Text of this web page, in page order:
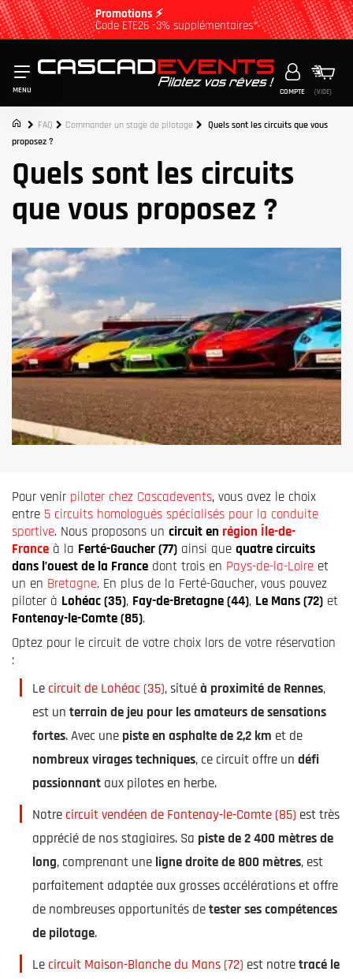
Promotions ⚡
Code ETE26 -3% supplémentaires*
MENU COMPTE (VIDE)
FAQ Commander un stage de pilotage
Quels sont les circuits que vous
proposez ?
Quels sont les circuits
que vous proposez ?
Pour venir piloter chez Cascadevents, vous avez le choix
entre 5 circuits homologués spécialisés pour la conduite
sportive. Nous proposons un circuit en région Île-de-
France à la Ferté-Gaucher (77) ainsi que quatre circuits
dans l’ouest de la France dont trois en Pays-de-la-Loire et
un en Bretagne. En plus de la Ferté-Gaucher, vous pouvez
piloter à Lohéac (35), Fay-de-Bretagne (44), Le Mans (72) et
Fontenay-le-Comte (85).
Optez pour le circuit de votre choix lors de votre réservation
:
Le circuit de Lohéac (35), situéà proximité de Rennes,
est un terrain de jeu pour les amateurs de sensations
fortes. Avec une piste en asphalte de 2,2 km et de
nombreux virages techniques, ce circuit offre un défi
passionnant aux pilotes en herbe.
Notre circuit vendéen de Fontenay-le-Comte (85) est très
apprécié de nos stagiaires. Sa piste de 2 400 mètres de
long, comprenant une ligne droite de 800 mètres, est
parfaitement adaptée aux grosses accélérations et offre
de nombreuses opportunités detester ses compétences
de pilotage.
Le circuit Maison-Blanche du Mans (72) est notretracé le